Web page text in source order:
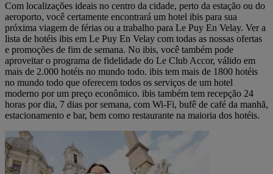
Com localizações ideais no centro da cidade, perto da estação ou do
aeroporto, você certamente encontrará um hotel ibis para sua
próxima viagem de férias ou a trabalho para Le Puy En Velay. Ver a
lista de hotéis ibis em Le Puy En Velay com todas as nossas ofertas
e promoções de fim de semana. No ibis, você também pode
aproveitar o programa de fidelidade do Le Club Accor, válido em
mais de 2.000 hotéis no mundo todo. ibis tem mais de 1800 hotéis
no mundo todo que oferecem todos os serviços de um hotel
moderno por um preço econômico. ibis também tem recepção 24
horas por dia, 7 dias por semana, com Wi-Fi, bufê de café da manhã,
estacionamento e bar, bem como restaurante na maioria dos hotéis.